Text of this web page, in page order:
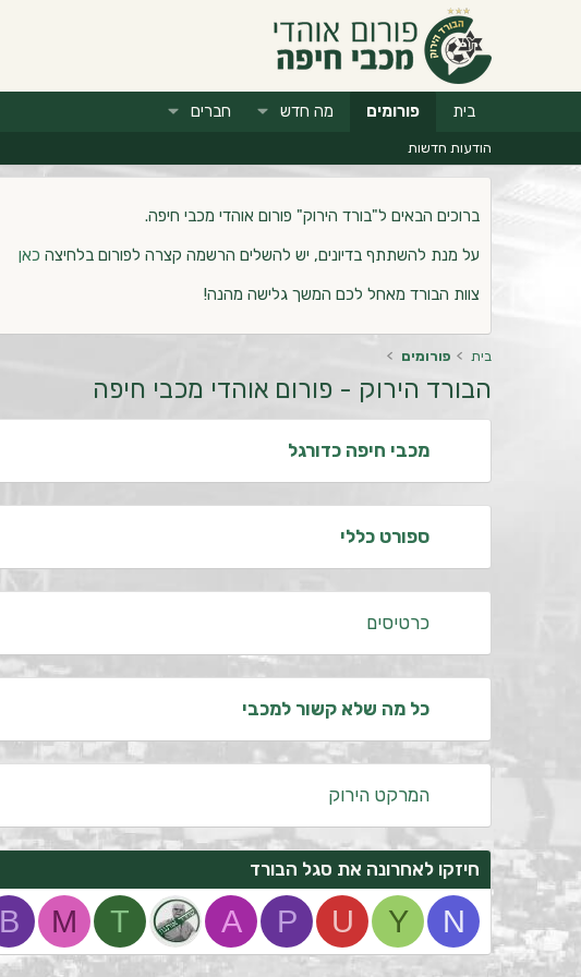
בית פורומים מה חדש חברים
הודעות חדשות
ברוכים הבאים ל"בורד הירוק" פורום אוהדי מכבי חיפה.
על מנת להשתתף בדיונים, יש להשלים הרשמה קצרה לפורום בלחיצה כאן
צוות הבורד מאחל לכם המשך גלישה מהנה!
בית פורומים
הבורד הירוק - פורום אוהדי מכבי חיפה
מכבי חיפה כדורגל
ספורט כללי
כרטיסים
כל מה שלא קשור למכבי
המרקט הירוק
חיזקו לאחרונה את סגל הבורד
N
Y
U
P
A
T
M
B